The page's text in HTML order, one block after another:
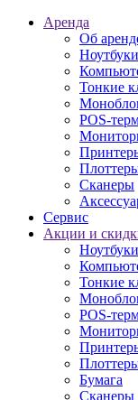
Аренда
Об
Ноутбуки
Тонкие
POS-
Сканеры
Сервис
Акции и
Ноутбуки
Тонкие
POS-
Бумага
Сканеры